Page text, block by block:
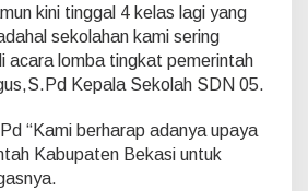
d
a
n
g
u
l
y
a
kini tinggal 4 kelas lagi yang
sekolahan kami sering
acara lomba tingkat pemerintah
Kepala Sekolah SDN 05.
“Kami berharap adanya upaya
Kabupaten Bekasi untuk